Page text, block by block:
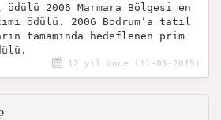
2006 Marmara Bölgesi en
ödülü. 2006 Bodrum’a tatil
tamamında hedeflenen prim
12 yıl önce (11-05-2015)